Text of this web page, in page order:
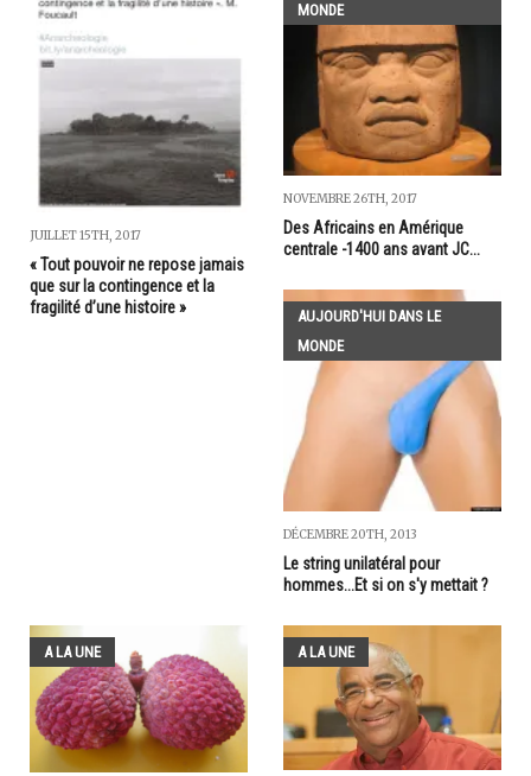
JUILLET 15TH, 2017
« Tout pouvoir ne repose jamais
que sur la contingence et la
fragilité d’une histoire »
MONDE
NOVEMBRE 26TH, 2017
Des Africains en Amérique
centrale -1400 ans avant JC...
AUJOURD'HUI DANS LE
MONDE
DÉCEMBRE 20TH, 2013
Le string unilatéral pour
hommes...Et si on s'y mettait ?
A LA UNE A LA UNE